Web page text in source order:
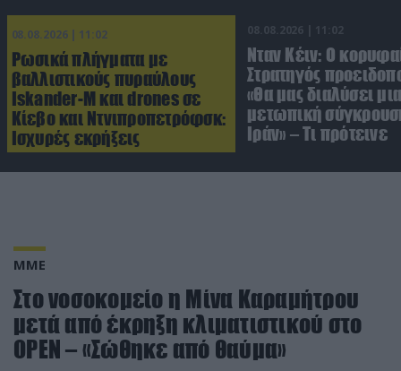
08.08.2026 | 11:02
Ρωσικά πλήγματα με
βαλλιστικούς πυραύλους
Iskander-M και drones σε
Κίεβο και Ντνιπροπετρόφσκ:
Ισχυρές εκρήξεις
08.08.2026 | 11:02
Νταν Κέιν: Ο
Στρατηγός
«Θα μας διαλύσει
μετωπική
Ιράν» – Τι πρότεινε
ΜΜΕ
Στο νοσοκομείο η Μίνα Καραμήτρου
μετά από έκρηξη κλιματιστικού στο
OPEN – «Σώθηκε από θαύμα»